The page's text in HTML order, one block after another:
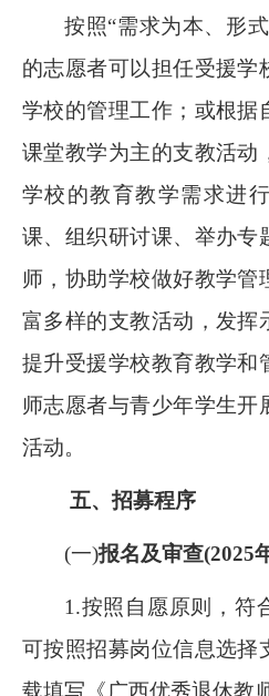
按照“需求为本、形
的志愿者可以担任受援学
学校的管理工作；或根据
课堂教学为主的支教活动
学校的教育教学需求进
课、组织研讨课、举办专
师，协助学校做好教学管
富多样的支教活动，发挥
提升受援学校教育教学和
师志愿者与青少年学生开
活动。
五、招募程序
(一)报名及审查(2025
1.按照自愿原则，符
可按照招募岗位信息选择